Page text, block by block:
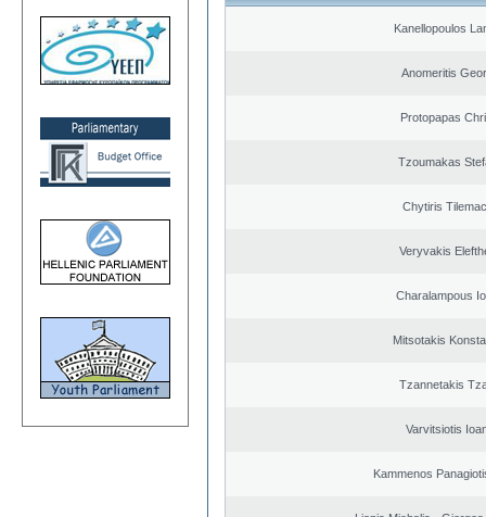
Kanellopoulos
Anomeritis
Protopapas
Tzoumakas
Chytiris
Veryvakis
Charalampous
Mitsotakis
Tzannetakis
Varvitsiotis
Kammenos